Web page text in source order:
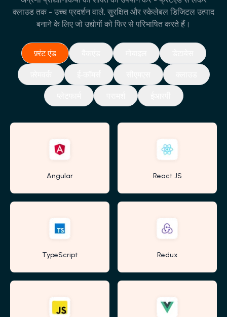
क्लाउड तक - उच्च प्रदर्शन वाले, सुरक्षित और स्केलेबल डिजिटल उत्पाद
बनाने के लिए जो उद्योगों को फिर से परिभाषित करते हैं।
फ़्रंट एंड
Angular React JS
TypeScript Redux